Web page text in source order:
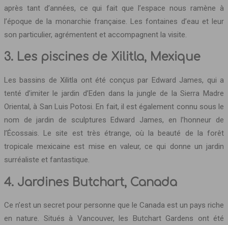
après tant d’années, ce qui fait que l’espace nous ramène à
l’époque de la monarchie française. Les fontaines d’eau et leur
son particulier, agrémentent et accompagnent la visite.
3. Les piscines de Xilitla, Mexique
Les bassins de Xilitla ont été conçus par Edward James, qui a
tenté d’imiter le jardin d’Eden dans la jungle de la Sierra Madre
Oriental, à San Luis Potosi. En fait, il est également connu sous le
nom de jardin de sculptures Edward James, en l’honneur de
l’Écossais. Le site est très étrange, où la beauté de la forêt
tropicale mexicaine est mise en valeur, ce qui donne un jardin
surréaliste et fantastique.
4. Jardines Butchart, Canada
Ce n’est un secret pour personne que le Canada est un pays riche
en nature. Situés à Vancouver, les Butchart Gardens ont été